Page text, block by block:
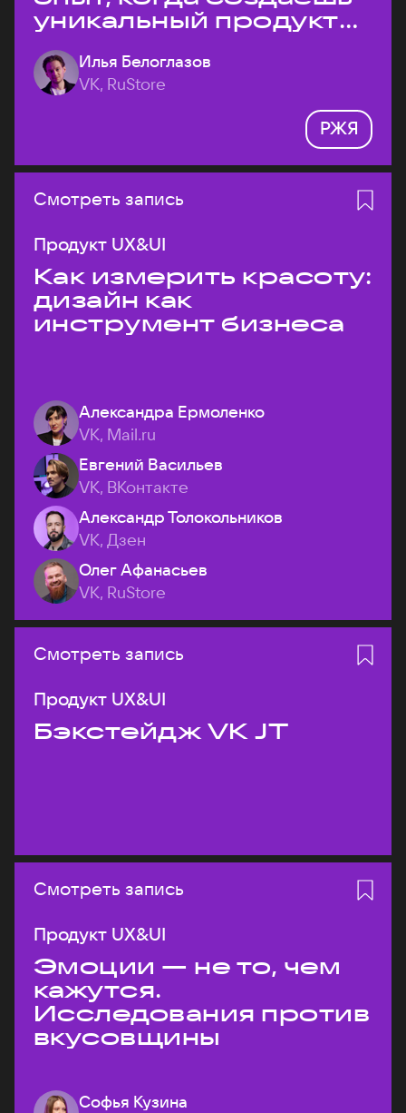
уникальный продукт
на рынке?
Илья Белоглазов
VK, RuStore
РЖЯ
Смотреть запись
Продукт UX&UI
Как измерить красоту:
дизайн как
инструмент бизнеса
Александра Ермоленко
VK, Mail.ru
Евгений Васильев
VK, ВКонтакте
Александр Толокольников
VK, Дзен
Олег Афанасьев
VK, RuStore
Смотреть запись
Продукт UX&UI
Бэкстейдж VK JT
Смотреть запись
Продукт UX&UI
Эмоции — не то, чем
кажутся.
Исследования против
вкусовщины
Софья Кузина